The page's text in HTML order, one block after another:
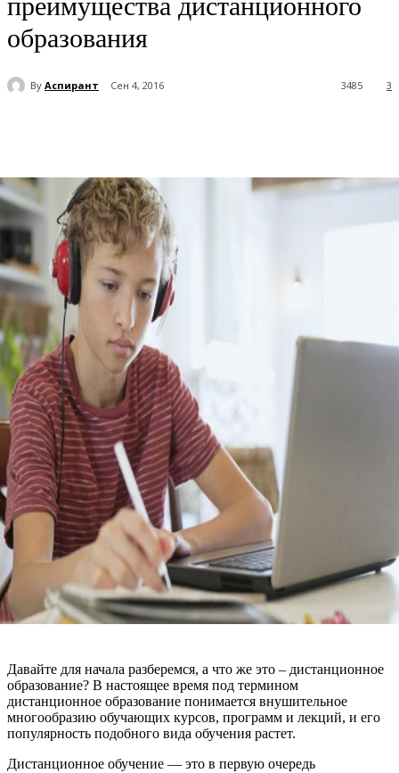
образования
By Аспирант Сен 4, 2016 3
3485
Давайте для начала разберемся, а что же это – дистанционное
образование? В настоящее время под термином
дистанционное образование понимается внушительное
многообразию обучающих курсов, программ и лекций, и его
популярность подобного вида обучения растет.
Дистанционное обучение — это в первую очередь